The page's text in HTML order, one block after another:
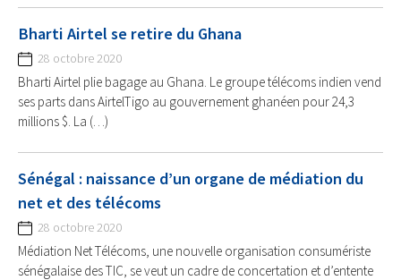
Bharti Airtel se retire du Ghana
28 octobre 2020
Bharti Airtel plie bagage au Ghana. Le groupe télécoms indien vend
ses parts dans AirtelTigo au gouvernement ghanéen pour 24,3
millions $. La (…)
Sénégal : naissance d’un organe de médiation du
net et des télécoms
28 octobre 2020
Médiation Net Télécoms, une nouvelle organisation consumériste
sénégalaise des TIC, se veut un cadre de concertation et d’entente